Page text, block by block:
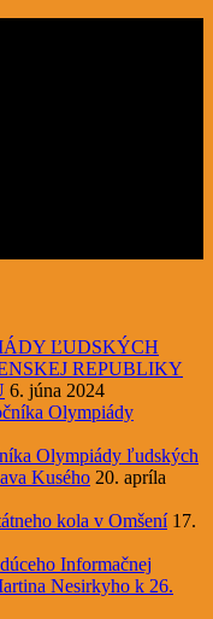
ĽUDSKÝCH
REPUBLIKY
6. júna 2024
Olympiády
Olympiády ľudských
Kusého 20. apríla
kola v Omšení 17.
Informačnej
Nesirkyho k 26.